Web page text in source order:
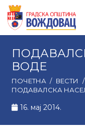
ВОДЕ
ПОЧЕТНА / ВЕСТИ /
ПОДАВАЛСКА
16. мај 2014.